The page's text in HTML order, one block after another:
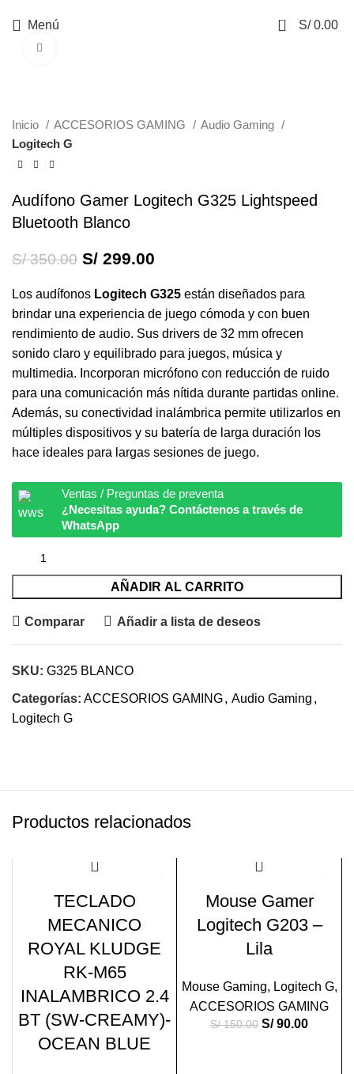
Menú 0 S/0.00
Inicio ACCESORIOS GAMING
Audio Gaming
Logitech G
Audífono Gamer Logitech G325 Lightspeed
Bluetooth Blanco
S/350.00 S/ 299.00
Los audífonos Logitech G325 están diseñados para
brindar una experiencia de juego cómoda y con buen
rendimiento de audio. Sus drivers de 32 mm ofrecen
sonido claro y equilibrado para juegos, música y
multimedia. Incorporan micrófono con reducción de ruido
para una comunicación más nítida durante partidas online.
Además, su conectividad inalámbrica permite utilizarlos en
múltiples dispositivos y su batería de larga duración los
hace ideales para largas sesiones de juego.
Ventas / Preguntas de preventa
¿Necesitas ayuda? Contáctenos a través de
WhatsApp
AÑADIR AL CARRITO
Comparar Añadir a lista de deseos
SKU: G325 BLANCO
Categorías: ACCESORIOS GAMING, Audio Gaming ,
Logitech G
Productos relacionados
TECLADO
MECANICO
ROYAL KLUDGE
RK-M65
INALAMBRICO 2.4
BT (SW-CREAMY)-
OCEAN BLUE
Mouse Gamer
Logitech G203 –
Lila
Mouse Gaming, Logitech G,
ACCESORIOS GAMING
S/150.00 S/90.00